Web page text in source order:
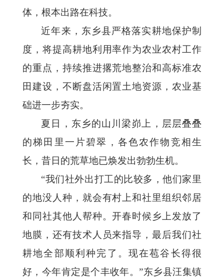
体，根本出路在科技。
近年来，东乡县严格落实耕地保护制
度，将提高耕地利用率作为农业农村工作
的重点，持续推进撂荒地整治和高标准农
田建设，不断盘活闲置土地资源，农业基
础进一步夯实。
夏日，东乡的山川梁峁上，层层叠叠
的梯田里一片碧翠，各色农作物竞相生
长，昔日的荒草地已焕发出勃勃生机。
“我们社外出打工的比较多，他们家里
的地没人种，就会有村上和社里组织邻居
和同社其他人帮种。开春时候乡上发放了
地膜，还有技术人员来指导，最后我们社
耕地全部顺利种完了。现在苞谷长得很
好，今年肯定是个丰收年。”东乡县汪集镇